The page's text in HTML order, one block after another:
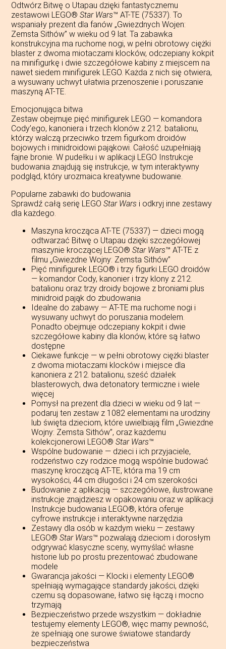
Odtwórz Bitwę o Utapau dzięki fantastycznemu
zestawowi LEGO®Star Wars™ AT-TE (75337). To
wspaniały prezent dla fanów „Gwiezdnych Wojen:
Zemsta Sithów” w wieku od 9 lat. Ta zabawka
konstrukcyjna ma ruchome nogi, w pełni obrotowy ciężki
blaster z dwoma miotaczami klocków, odczepiany kokpit
na minifigurkę i dwie szczegółowe kabiny z miejscem na
nawet siedem minifigurek LEGO. Każda z nich się otwiera,
a wysuwany uchwyt ułatwia przenoszenie i poruszanie
maszyną AT-TE.
Emocjonująca bitwa
Zestaw obejmuje pięć minifigurek LEGO — komandora
Cody’ego, kanoniera i trzech klonów z 212. batalionu,
którzy walczą przeciwko trzem figurkom droidów
bojowych i minidroidowi pająkowi. Całość uzupełniają
fajne bronie. W pudełku i w aplikacji LEGO Instrukcje
budowania znajdują się instrukcje, w tym interaktywny
podgląd, który urozmaica kreatywne budowanie.
Popularne zabawki do budowania
Sprawdź całą serię LEGOStar Wars i odkryj inne zestawy
dla każdego.
Maszyna krocząca AT-TE (75337) — dzieci mogą
odtwarzać Bitwę o Utapau dzięki szczegółowej
maszynie kroczącej LEGO®Star Wars™ AT-TE z
filmu „Gwiezdne Wojny: Zemsta Sithów”
Pięć minifigurek LEGO® i trzy figurki LEGO droidów
— komandor Cody, kanonier i trzy klony z 212.
batalionu oraz trzy droidy bojowe z broniami plus
minidroid pająk do zbudowania
Idealne do zabawy — AT-TE ma ruchome nogi i
wysuwany uchwyt do poruszania modelem.
Ponadto obejmuje odczepiany kokpit i dwie
szczegółowe kabiny dla klonów, które są łatwo
dostępne
Ciekawe funkcje — w pełni obrotowy ciężki blaster
z dwoma miotaczami klocków i miejsce dla
kanoniera z 212. batalionu, sześć działek
blasterowych, dwa detonatory termiczne i wiele
więcej
Pomysł na prezent dla dzieci w wieku od 9 lat —
podaruj ten zestaw z 1082 elementami na urodziny
lub święta dzieciom, które uwielbiają film „Gwiezdne
Wojny: Zemsta Sithów”, oraz każdemu
kolekcjonerowi LEGO®Star Wars™
Wspólne budowanie — dzieci i ich przyjaciele,
rodzeństwo czy rodzice mogą wspólnie budować
maszynę kroczącą AT-TE, która ma 19 cm
wysokości, 44 cm długości i 24 cm szerokości
Budowanie z aplikacją — szczegółowe, ilustrowane
instrukcje znajdziesz w opakowaniu oraz w aplikacji
Instrukcje budowania LEGO®, która oferuje
cyfrowe instrukcje i interaktywne narzędzia
Zestawy dla osób w każdym wieku — zestawy
LEGO®Star Wars™ pozwalają dzieciom i dorosłym
odgrywać klasyczne sceny, wymyślać własne
historie lub po prostu prezentować zbudowane
modele
Gwarancja jakości — Klocki i elementy LEGO®
spełniają wymagające standardy jakości, dzięki
czemu są dopasowane, łatwo się łączą i mocno
trzymają
Bezpieczeństwo przede wszystkim — dokładnie
testujemy elementy LEGO®, więc mamy pewność,
że spełniają one surowe światowe standardy
bezpieczeństwa